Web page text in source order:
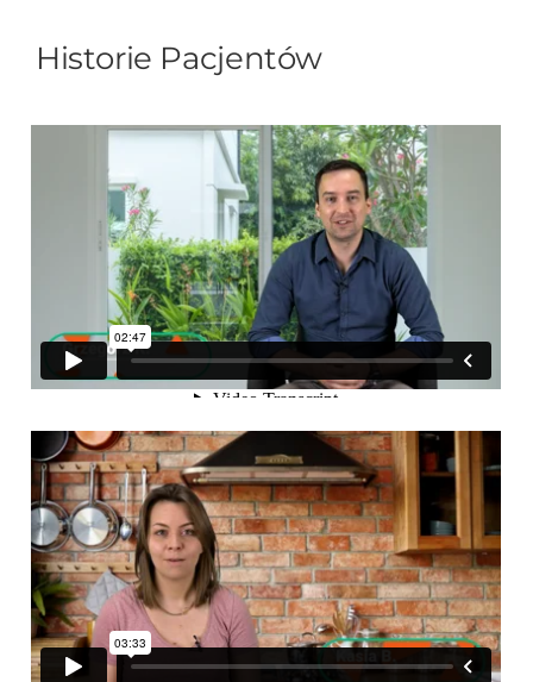
Historie Pacjentów